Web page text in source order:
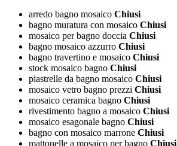
arredo bagno mosaico Chiusi
bagno muratura con mosaico Chiusi
mosaico per bagno doccia Chiusi
bagno mosaico azzurro Chiusi
bagno travertino e mosaico Chiusi
stock mosaico bagno Chiusi
piastrelle da bagno mosaico Chiusi
mosaico vetro bagno prezzi Chiusi
mosaico ceramica bagno Chiusi
rivestimento bagno a mosaico Chiusi
mosaico esagonale bagno Chiusi
bagno con mosaico marrone Chiusi
mattonelle a mosaico per bagno Chiusi